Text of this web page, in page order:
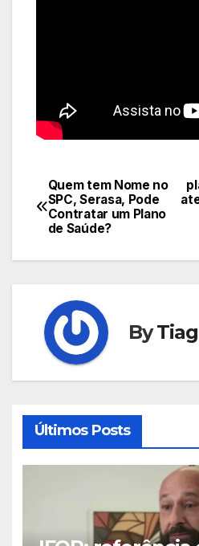
Navegação
de
Post
Quem tem Nome no
SPC, Serasa, Pode
Contratar um Plano
de Saúde?
By
Últimos Posts